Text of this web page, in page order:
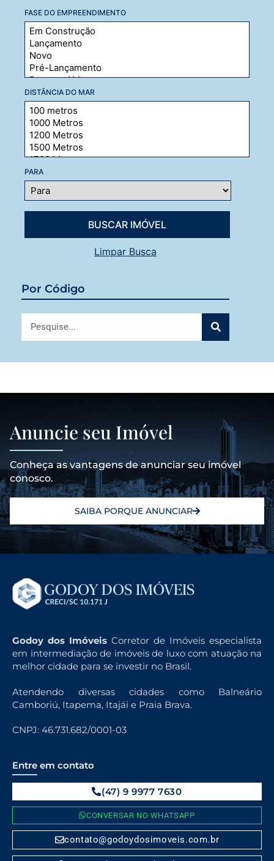
FASE DO EMPREENDIMENTO
DISTÂNCIA DO MAR
PARA
Limpar Busca
Por Código
Anuncie seu Imóvel
Conheça as vantagens de anunciar seu imóvel
conosco.
SAIBA PORQUE ANUNCIAR
Godoy dos Imóveis Corretor de Imóveis especialista
em intermediação de imóveis de luxo com atuação na
melhor cidade para se investir no Brasil.
Atendendo diversas cidades como Balneário
Camboriú, Itapema, Itajái e Praia Brava.
CNPJ: 46.731.682/0001-03
Entre em contato
(47) 9 9977 7630
CONVERSAR NO WHATSAPP
contato@godoydosimoveis.com.br